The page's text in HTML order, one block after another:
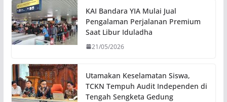
KAI Bandara YIA Mulai Jual
Pengalaman Perjalanan Premium
Saat Libur Iduladha
21/05/2026
Utamakan Keselamatan Siswa,
TCKN Tempuh Audit Independen di
Tengah Sengketa Gedung